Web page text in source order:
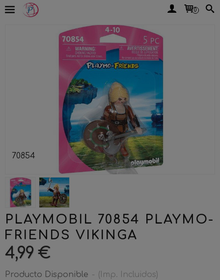
0
70854
PLAYMOBIL 70854 PLAYMO-
FRIENDS VIKINGA
4,99 €
Producto Disponible - (Imp. Incluidos)